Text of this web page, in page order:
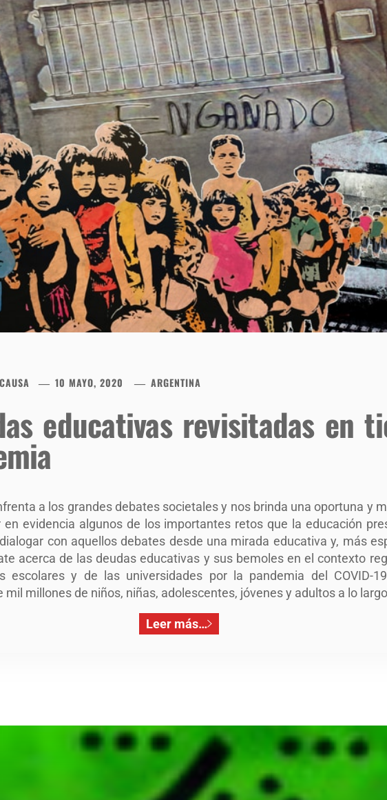
10 MAYO, 2020 ARGENTINA
educativas revisitadas en
a los grandes debates societales y nos brinda una oportuna y
en evidencia algunos de los importantes retos que la educación
con aquellos debates desde una mirada educativa y, más
acerca de las deudas educativas y sus bemoles en el contexto
escolares y de las universidades por la pandemia del COVID-
mil millones de niños, niñas, adolescentes, jóvenes y adultos a lo
Leer más…